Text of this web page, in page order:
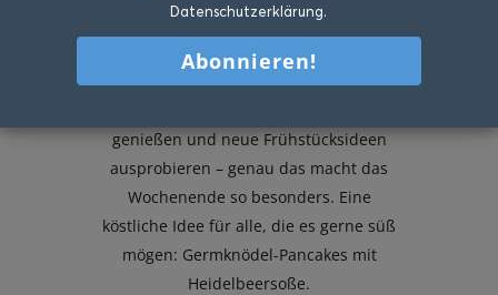
Germknödel-Pancakes
genießen und neue Frühstücksideen
ausprobieren – genau das macht das
Wochenende so besonders. Eine
köstliche Idee für alle, die es gerne süß
mögen: Germknödel-Pancakes mit
Heidelbeersoße.
Datenschutzerklärung.